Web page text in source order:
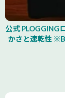
公式 PLOGGING
かさと速乾性